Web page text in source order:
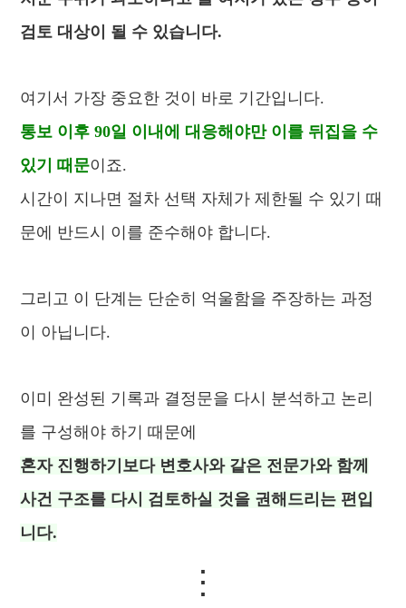
검토 대상이 될 수 있습니다.
여기서 가장 중요한 것이 바로 기간입니다.
통보 이후 90일 이내에 대응해야만 이를 뒤집을 수
있기 때문이죠.
시간이 지나면 절차 선택 자체가 제한될 수 있기 때
문에 반드시 이를 준수해야 합니다.
그리고 이 단계는 단순히 억울함을 주장하는 과정
이 아닙니다.
이미 완성된 기록과 결정문을 다시 분석하고 논리
를 구성해야 하기 때문에
혼자 진행하기보다 변호사와 같은 전문가와 함께
사건 구조를 다시 검토하실 것을 권해드리는 편입
니다.
⋮